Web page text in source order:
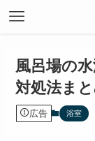
風呂場の
対処法ま
広告 浴室